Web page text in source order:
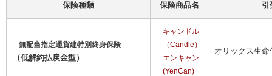
保険種類 保険商品名 引
無配当指定通貨建特別終身保険
（低解約払戻金型）
キャンドル
（Candle ）
エンキャン
(YenCan)
オリックス生